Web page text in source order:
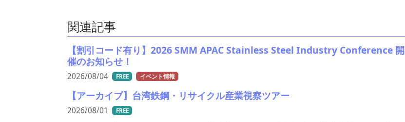
関連記事
【割引コード有り】2026 SMM APAC Stainless Steel Industry Conference 開
催のお知らせ！
2026/08/04 FREE イベント情報
【アーカイブ】台湾鉄鋼・リサイクル産業視察ツアー
2026/08/01 FREE